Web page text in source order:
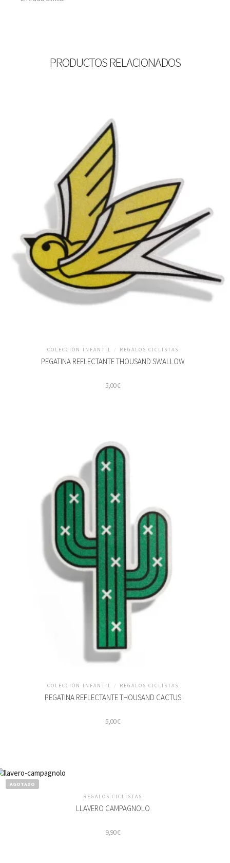
PRODUCTOS RELACIONADOS
COLECCIÓN INFANTIL / REGALOS CICLISTAS
PEGATINA REFLECTANTE THOUSAND SWALLOW
5,00€
COLECCIÓN INFANTIL / REGALOS CICLISTAS
PEGATINA REFLECTANTE THOUSAND CACTUS
5,00€
AGOTADO
REGALOS CICLISTAS
LLAVERO CAMPAGNOLO
9,90€